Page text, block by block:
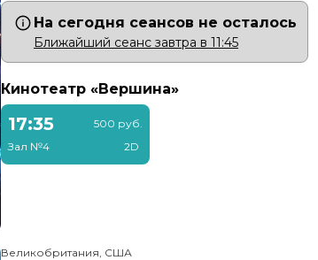
На сегодня сеансов не осталось
Ближайший сеанс завтра в 11:45
Кинотеатр «Вершина»
17:35
Зал №4
500 руб.
2D
Великобритания, США